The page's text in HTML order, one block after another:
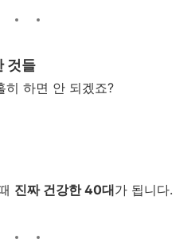
것들
히 하면 안 되겠죠?
진짜 건강한40대가 됩니다.